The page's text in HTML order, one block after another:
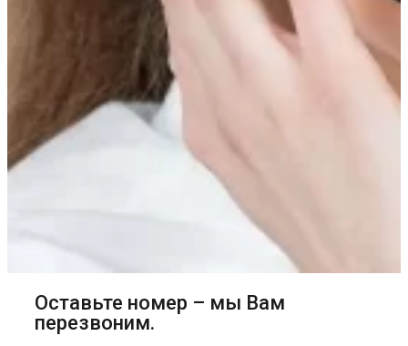
Оставьте номер – мы Вам
перезвоним.